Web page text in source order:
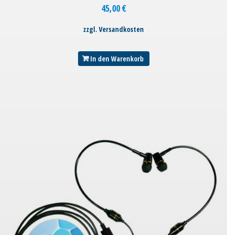
45,00€
zzgl. Versandkosten
In den Warenkorb